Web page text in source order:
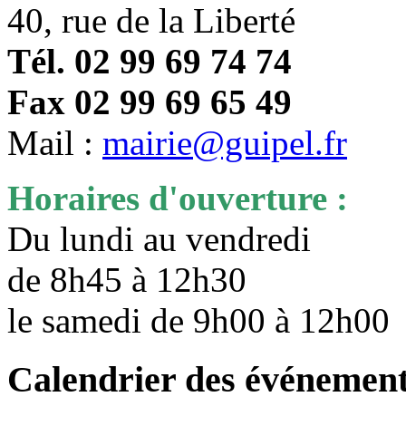
40, rue de la Liberté
Tél. 02 99 69 74 74
Fax 02 99 69 65 49
Mail : mairie@guipel.fr
Horaires d'ouverture :
Du lundi au vendredi
de 8h45 à 12h30
le samedi de 9h00 à
Calendrier des